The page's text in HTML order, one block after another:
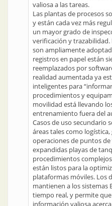
valiosa a las tareas.
Las plantas de procesos
y están cada vez más
un mayor grado de
verificación y
son ampliamente
registros en papel están
reemplazados por
realidad aumentada ya
inteligentes para
procedimientos y
movilidad está llevando
entrenamiento fuera del
Casos de uso secundario
áreas tales como
operaciones de puntos
expandidas playas de
procedimientos
están listos para la
plataformas móviles. Los
mantienen a los sistemas
tiempo real, y permite
información valiosa